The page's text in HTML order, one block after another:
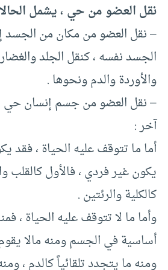
نقل العضو من حي ، يشمل
– نقل العضو من مكان من الجسد
الجسد نفسه ، كنقل الجلد
والأوردة والدم ونحوها .
– نقل العضو من جسم إنسان حي
آخر :
أما ما تتوقف عليه الحياة ، فقد
يكون غير فردي ، فالأول كالقلب
كالكلية والرئتين .
وأما ما لا تتوقف عليه الحياة ،
أساسية في الجسم ومنه مالا
ومنه ما يتجدد تلقائياً كالدم ،